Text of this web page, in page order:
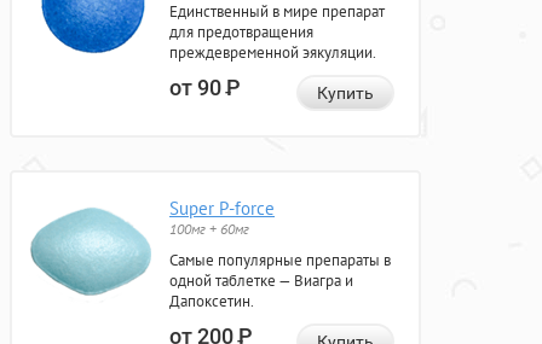
Единственный в мире препарат
для предотвращения
преждевременной эякуляции.
от 90Р Купить
Super P-force
100мг + 60мг
Самые популярные препараты в
одной таблетке — Виагра и
Дапоксетин.
от 200Р